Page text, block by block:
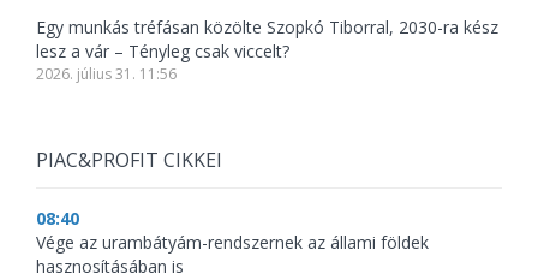
Egy munkás tréfásan közölte Szopkó Tiborral, 2030-ra kész
lesz a vár – Tényleg csak viccelt?
2026. július 31. 11:56
PIAC&PROFIT CIKKEI
08:40
Vége az urambátyám-rendszernek az állami földek
hasznosításában is